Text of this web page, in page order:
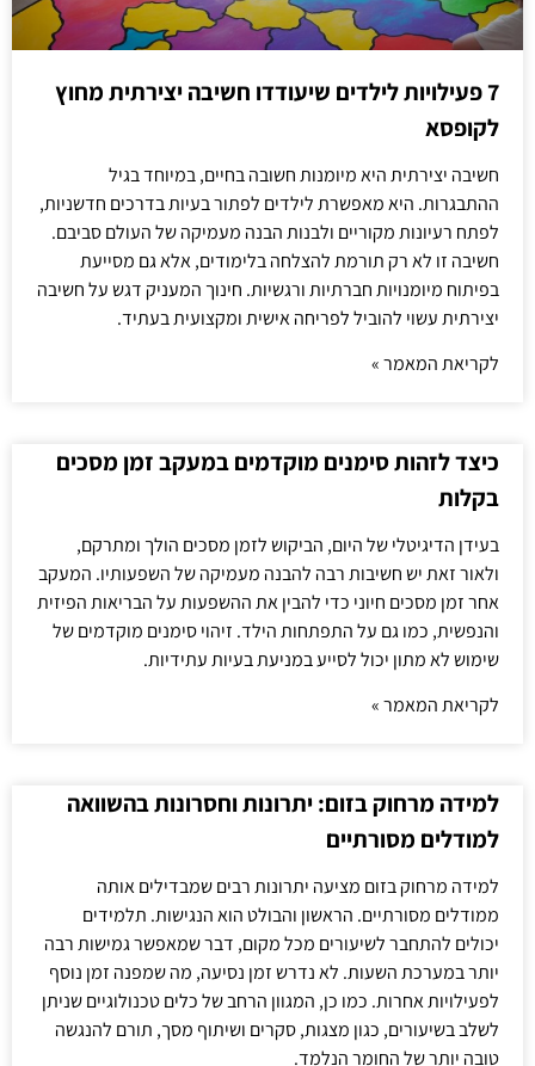
7 פעילויות לילדים שיעודדו חשיבה יצירתית מחוץ
לקופסא
חשיבה יצירתית היא מיומנות חשובה בחיים, במיוחד בגיל
ההתבגרות. היא מאפשרת לילדים לפתור בעיות בדרכים חדשניות,
לפתח רעיונות מקוריים ולבנות הבנה מעמיקה של העולם סביבם.
חשיבה זו לא רק תורמת להצלחה בלימודים, אלא גם מסייעת
בפיתוח מיומנויות חברתיות ורגשיות. חינוך המעניק דגש על חשיבה
יצירתית עשוי להוביל לפריחה אישית ומקצועית בעתיד.
לקריאת המאמר »
כיצד לזהות סימנים מוקדמים במעקב זמן מסכים
בקלות
בעידן הדיגיטלי של היום, הביקוש לזמן מסכים הולך ומתרקם,
ולאור זאת יש חשיבות רבה להבנה מעמיקה של השפעותיו. המעקב
אחר זמן מסכים חיוני כדי להבין את ההשפעות על הבריאות הפיזית
והנפשית, כמו גם על התפתחות הילד. זיהוי סימנים מוקדמים של
שימוש לא מתון יכול לסייע במניעת בעיות עתידיות.
לקריאת המאמר »
למידה מרחוק בזום: יתרונות וחסרונות בהשוואה
למודלים מסורתיים
למידה מרחוק בזום מציעה יתרונות רבים שמבדילים אותה
ממודלים מסורתיים. הראשון והבולט הוא הנגישות. תלמידים
יכולים להתחבר לשיעורים מכל מקום, דבר שמאפשר גמישות רבה
יותר במערכת השעות. לא נדרש זמן נסיעה, מה שמפנה זמן נוסף
לפעילויות אחרות. כמו כן, המגוון הרחב של כלים טכנולוגיים שניתן
לשלב בשיעורים, כגון מצגות, סקרים ושיתוף מסך, תורם להנגשה
טובה יותר של החומר הנלמד.